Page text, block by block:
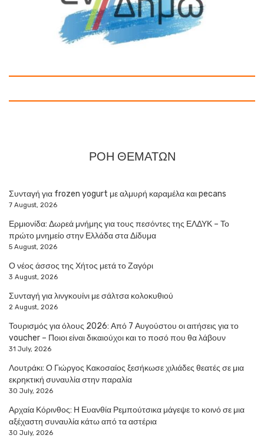
ΡΟΗ ΘΕΜΑΤΩΝ
Συνταγή για frozen yogurt με αλμυρή καραμέλα και pecans
7 August, 2026
Ερμιονίδα: Δωρεά μνήμης για τους πεσόντες της ΕΛΔΥΚ – Το
πρώτο μνημείο στην Ελλάδα στα Δίδυμα
5 August, 2026
Ο νέος άσσος της Χήτος μετά το Ζαγόρι
3 August, 2026
Συνταγή για λινγκουίνι με σάλτσα κολοκυθιού
2 August, 2026
Τουρισμός για όλους 2026: Από 7 Αυγούστου οι αιτήσεις για το
voucher – Ποιοι είναι δικαιούχοι και το ποσό που θα λάβουν
31 July, 2026
Λουτράκι: Ο Γιώργος Κακοσαίος ξεσήκωσε χιλιάδες θεατές σε μια
εκρηκτική συναυλία στην παραλία
30 July, 2026
Αρχαία Κόρινθος: Η Ευανθία Ρεμπούτσικα μάγεψε το κοινό σε μια
αξέχαστη συναυλία κάτω από τα αστέρια
30 July, 2026